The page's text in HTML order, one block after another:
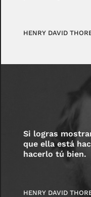
HENRY DAVID
Si logras
que ella está
hacerlo tú bien.
HENRY DAVID